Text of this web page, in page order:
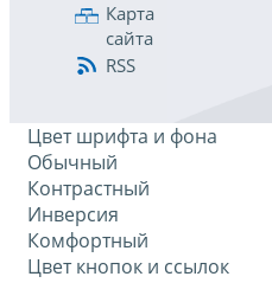
Карта
сайта
RSS
Цвет шрифта и фона
Обычный
Контрастный
Инверсия
Комфортный
Цвет кнопок и ссылок